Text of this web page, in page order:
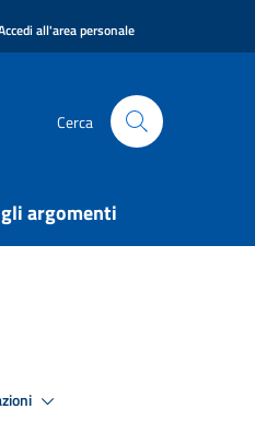
all'area personale
Cerca
argomenti